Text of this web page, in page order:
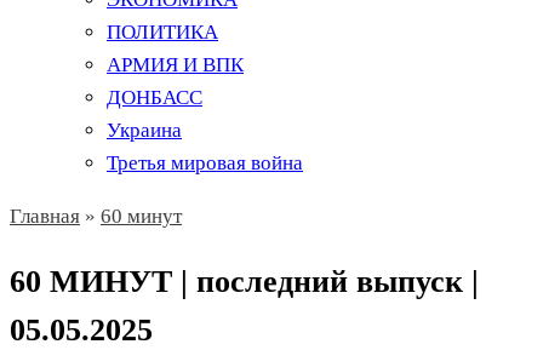
ПОЛИТИКА
АРМИЯ И ВПК
ДОНБАСС
Украина
Третья мировая война
Главная » 60 минут
60 МИНУТ | последний выпуск |
05.05.2025